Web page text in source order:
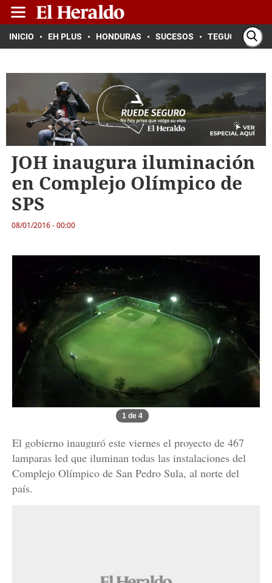
INICIO EH PLUS HONDURAS SUCESOS TEGUCIGALPA
JOH inaugura iluminación
en Complejo Olímpico de
SPS
08/01/2016 - 00:00
1 de 4
El gobierno inauguró este viernes el proyecto de 467
lamparas led que iluminan todas las instalaciones del
Complejo Olímpico de San Pedro Sula, al norte del
país.